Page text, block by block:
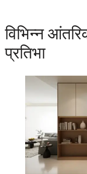
विभिन्न
प्रतिभा